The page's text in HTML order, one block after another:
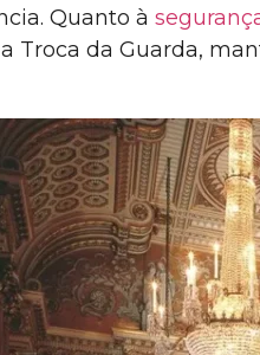
Quanto à
da Guarda,